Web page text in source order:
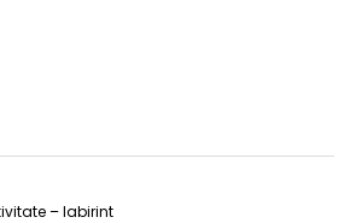
– labirint